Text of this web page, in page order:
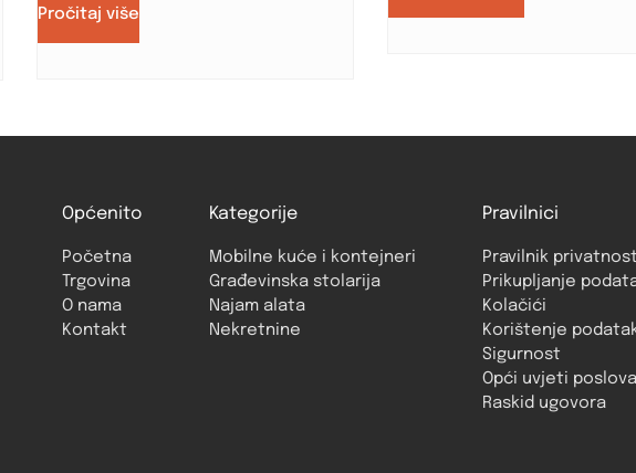
Pročitaj više
Općenito
Početna
Trgovina
O nama
Kontakt
Kategorije
Mobilne kuće i kontejneri
Građevinska stolarija
Najam alata
Nekretnine
Pravilnici
Pravilnik
Prikupljanje
Kolačići
Korištenje
Sigurnost
Opći uvjeti
Raskid ugovora